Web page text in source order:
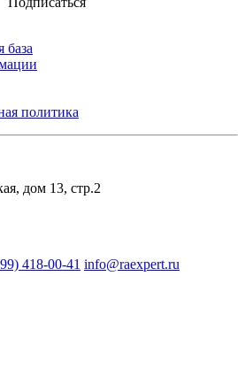
база
политика
дом 13, стр.2
418-00-41 info@raexpert.ru